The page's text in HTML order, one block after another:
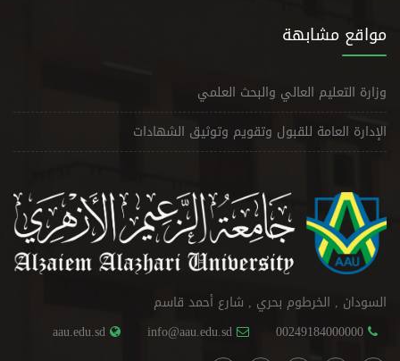
مواقع مشابهة
وزارة التعليم العالي والبحث العلمي
الإدارة العامة للقبول وتقويم وتوثيق الشهادات
السودان , الخرطوم بحري , شارع أحمد قاسم
00249184000000
info@aau.edu.sd
aau.edu.sd